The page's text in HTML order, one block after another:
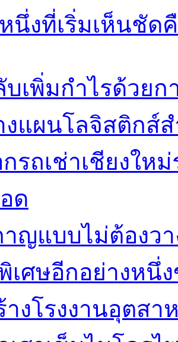
นึ่งที่เริ่มเห็นชัดคื
บเพิ่มกำไรด้วย
งแผนโลจิสติกส์
กรถเช่าเชียงให
ด
าญแบบไม่ต้องว
เศษอีกอย่างหนึ่
างโรงงานอุตสา